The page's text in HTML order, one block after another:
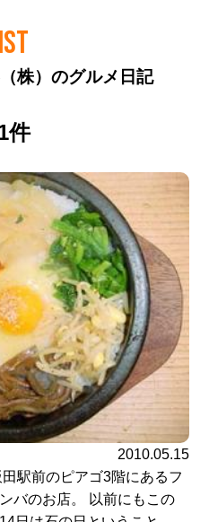
株）のグルメ日記
件
2010.05.15
駅前のピアゴ3階にあるフ
バのお店。 以前にもこの